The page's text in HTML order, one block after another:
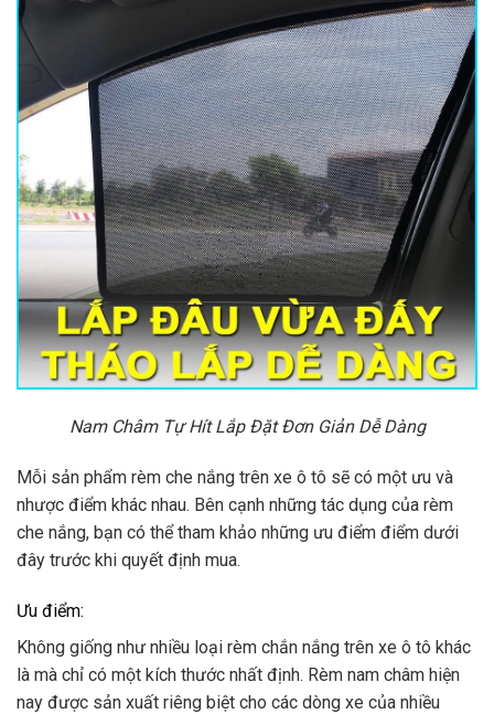
Nam Châm Tự Hít Lắp Đặt Đơn Giản Dễ Dàng
Mỗi sản phẩm rèm che nắng trên xe ô tô sẽ có một ưu và
nhược điểm khác nhau. Bên cạnh những tác dụng của rèm
che nắng, bạn có thể tham khảo những ưu điểm điểm dưới
đây trước khi quyết định mua.
Ưu điểm:
Không giống như nhiều loại rèm chắn nắng trên xe ô tô khác
là mà chỉ có một kích thước nhất định. Rèm nam châm hiện
nay được sản xuất riêng biệt cho các dòng xe của nhiều